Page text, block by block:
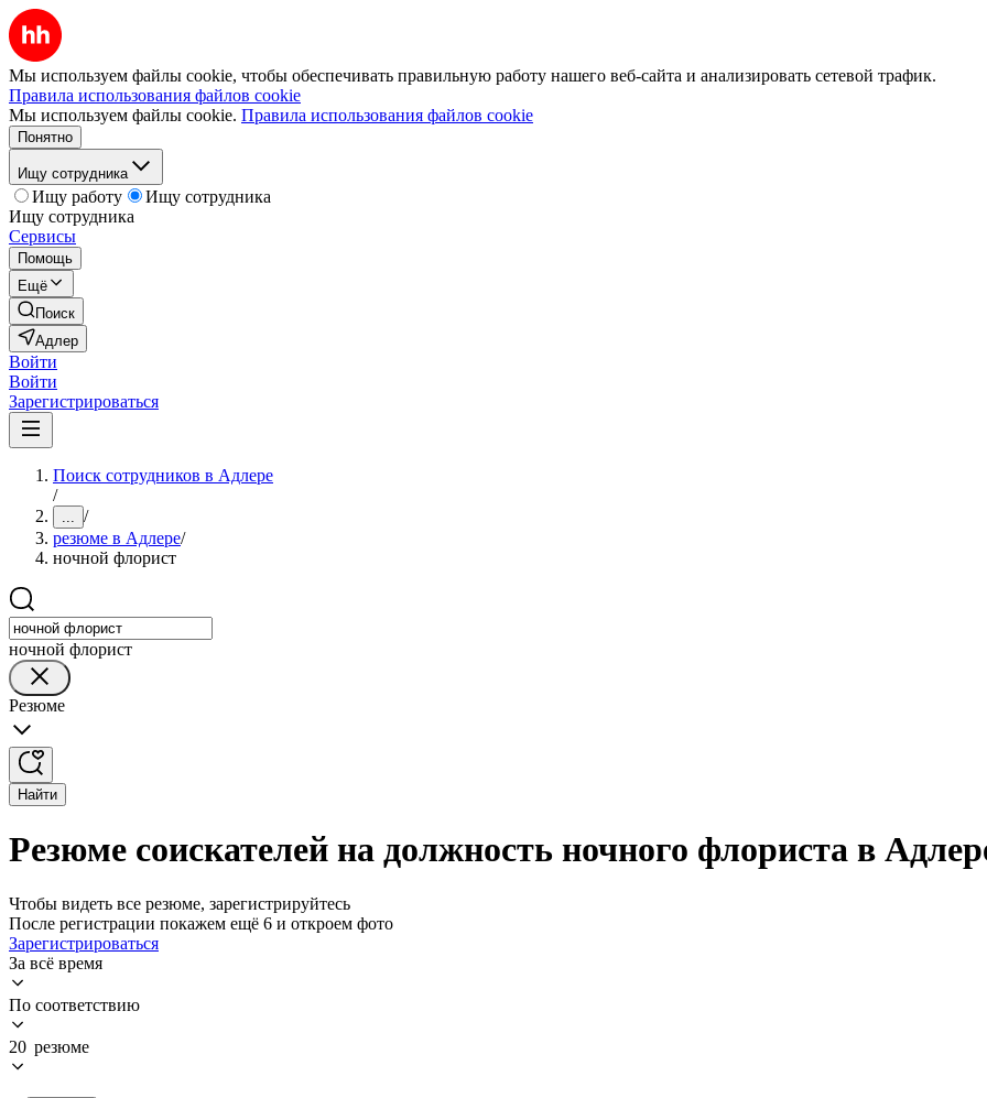
Мы используем файлы cookie, чтобы обеспечивать правильную работу нашего веб-сайта и анализировать сетевой трафик.
Правила использования файлов cookie
Мы используем файлы cookie. Правила использования файлов cookie
Понятно
Ищу сотрудника
Ищу работу
Ищу сотрудника
Ищу сотрудника
Сервисы
Помощь
Ещё
Поиск
Адлер
Войти
Войти
Зарегистрироваться
Поиск сотрудников в Адлере
/
... /
резюме в Адлере/
ночной флорист
ночной флорист
Резюме
Найти
Резюме соискателей на должность ночного флориста в
Чтобы видеть все резюме, зарегистрируйтесь
После регистрации покажем ещё 6 и откроем фото
Зарегистрироваться
За всё время
По соответствию
20 резюме